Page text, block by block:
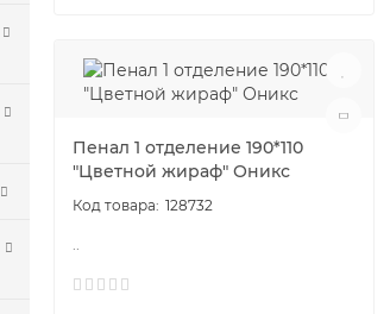
Пенал 1 отделение 190*110
"Цветной жираф" Оникс
128732